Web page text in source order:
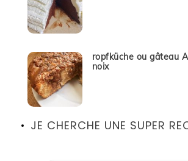
ropfküche ou gâteau
noix
JE CHERCHE UNE SUPER